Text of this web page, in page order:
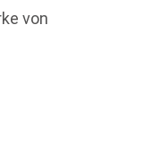
von